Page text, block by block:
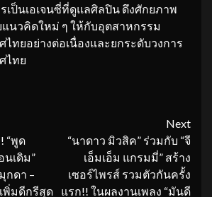
ป็นเอเจนซี่ที่ดูแลศิลปิน ดึงศักยภาพ
นวคิดใหม่ ๆ ให้กับอุตสาหกรรม
ไทยอย่างต่อเนื่องและยกระดับวงการ
ไทย
“พูด
นเดิม”
กดา –
พิ่มดีกรีสุด
Next
“นาดาว มิวสิค” ร่วมกับ “จี
เอ็มเอ็ม แกรมมี่” สร้าง
เซอร์ไพรส์ รวมตัวกันครั้ง
แรก!! ในผลงานเพลง “มันดี